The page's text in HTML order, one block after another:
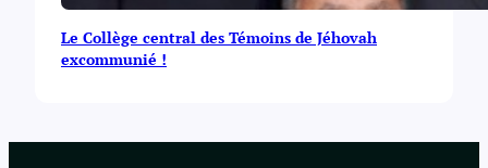
Le Collège central des Témoins de Jéhovah
excommunié !